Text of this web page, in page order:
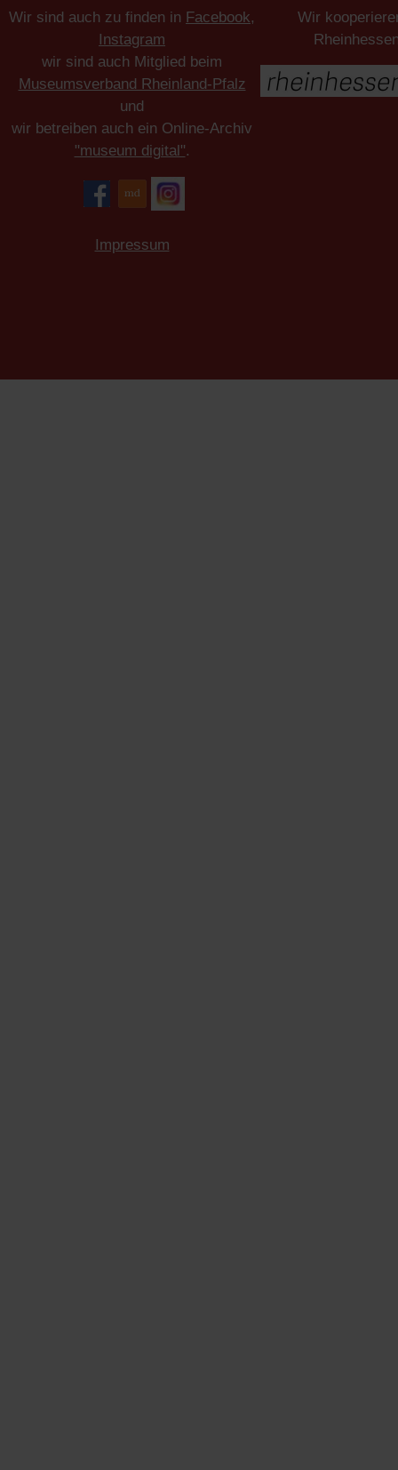
Wir sind auch zu finden in Facebook,
Instagram
wir sind auch Mitglied beim
Museumsverband Rheinland-Pfalz
und
wir betreiben auch ein Online-Archiv
"museum digital".
Impressum
Wir